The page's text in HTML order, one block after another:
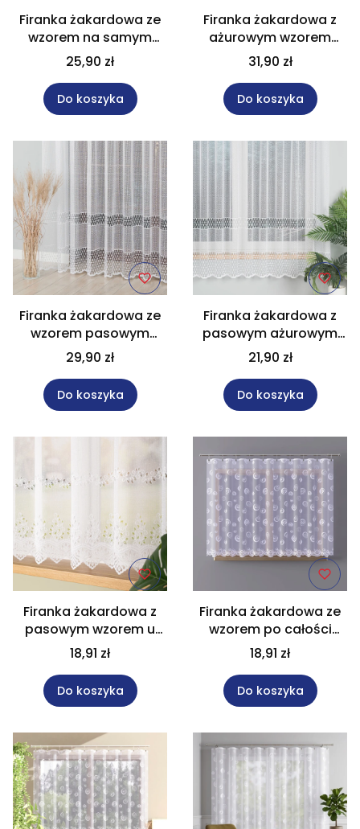
Firanka żakardowa ze
wzorem na samym
dole wysokość 250 cm
019470
25,90 zł
Do koszyka
Firanka żakardowa z
ażurowym wzorem
pasowym wysokość
250 cm 011705
31,90 zł
Do koszyka
Firanka żakardowa ze
wzorem pasowym
wysokość 230 cm
011705
29,90 zł
Do koszyka
Firanka żakardowa z
pasowym ażurowym
wzorem wysokość 180
cm 011705
21,90 zł
Do koszyka
Firanka żakardowa z
pasowym wzorem u
dołu wysokość 160 cm
018534
18,91 zł
Do koszyka
Firanka żakardowa ze
wzorem po całości
wysokość 160 cm
007044
18,91 zł
Do koszyka